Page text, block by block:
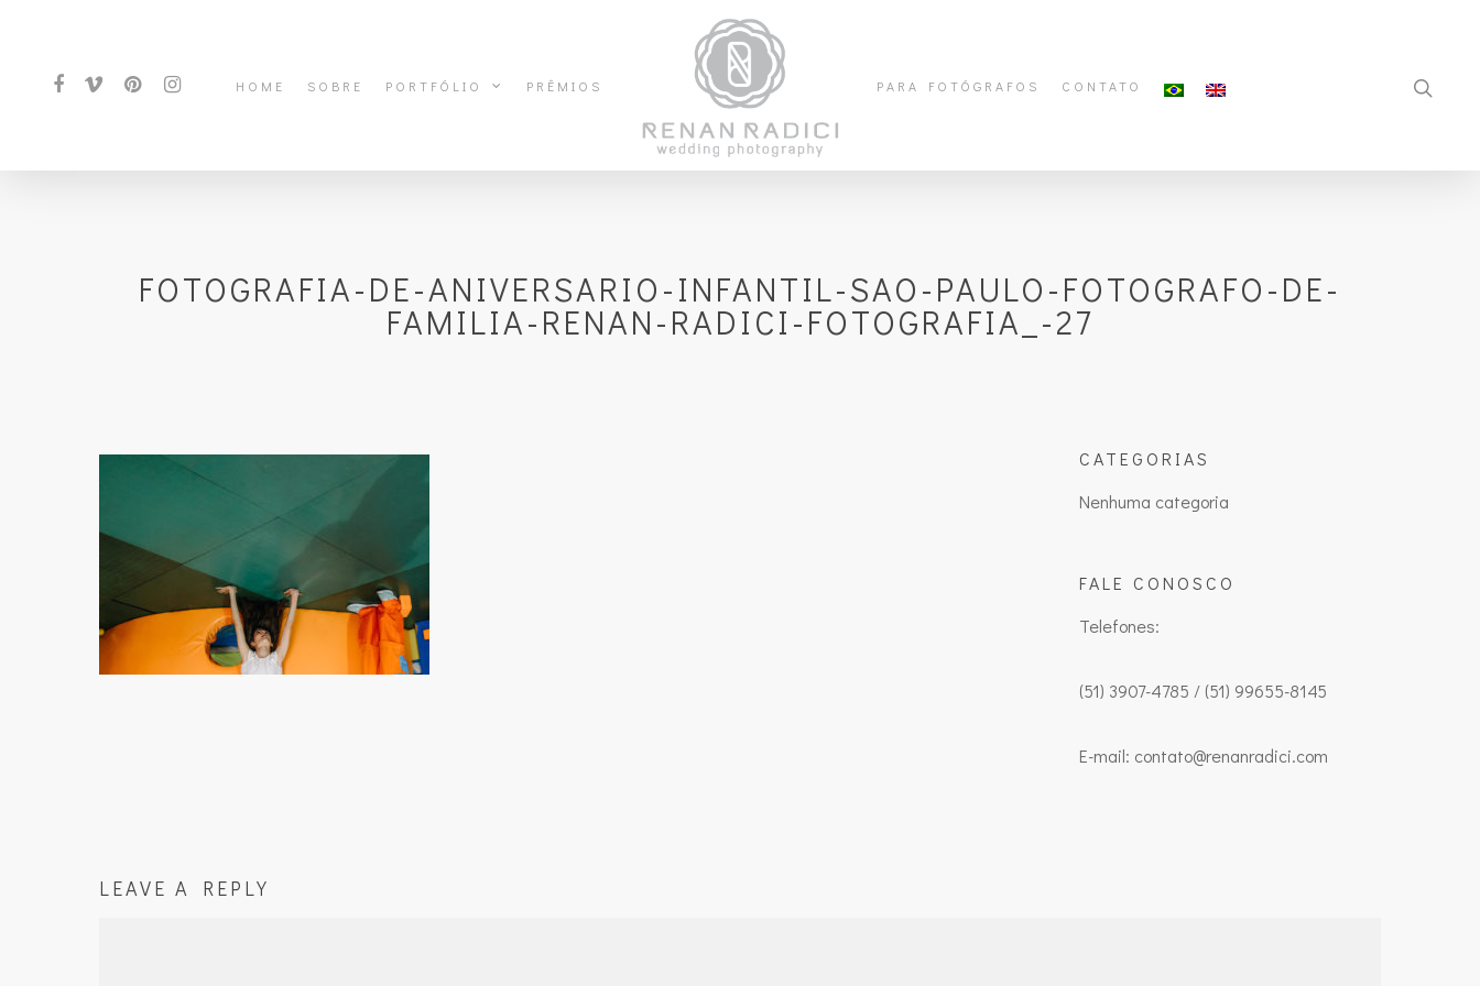
HOME SOBRE PORTFÓLIO PRÊMIOS PARA FOTÓGRAFOS CONTATO
FOTOGRAFIA-DE-ANIVERSARIO-INFANTIL-SAO-PAULO-FOTOGRAFO-DE-
FAMILIA-RENAN-RADICI-FOTOGRAFIA_-27
CATEGORIAS
Nenhuma categoria
FALE CONOSCO
Telefones:
(51) 3907-4785 / (51) 99655-8145
E-mail: contato@renanradici.com
LEAVE A REPLY